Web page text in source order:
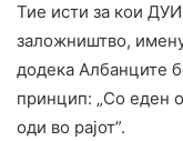
Тие исти за кои
заложништво,
додека Албанците
принцип: „Со еден
оди во рајот”.